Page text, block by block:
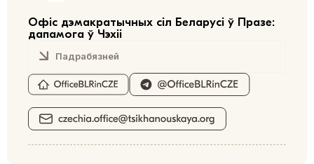
Офіс дэмакратычных сіл Беларусі ў Празе:
дапамога ў Чэхіі
Падрабязней